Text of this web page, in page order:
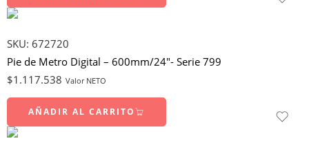
SKU: 672720
Pie de Metro Digital – 600mm/24″- Serie 799
$1.117.538 Valor NETO
AÑADIR AL CARRITO